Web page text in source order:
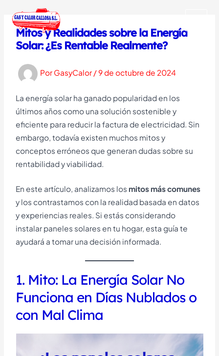
contenido
Mitos y Realidades sobre la Energía
Solar: ¿Es Rentable Realmente?
Por GasyCalor / 9 de octubre de 2024
La energía solar ha ganado popularidad en los
últimos años como una solución sostenible y
eficiente para reducir la factura de electricidad. Sin
embargo, todavía existen muchos mitos y
conceptos erróneos que generan dudas sobre su
rentabilidad y viabilidad.
En este artículo, analizamos los mitos más comunes
y los contrastamos con la realidad basada en datos
y experiencias reales. Si estás considerando
instalar paneles solares en tu hogar, esta guía te
ayudará a tomar una decisión informada.
1. Mito: La Energía Solar No
Funciona en Días Nublados o
con Mal Clima